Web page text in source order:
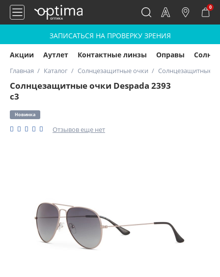
0
ЗАПИСАТЬСЯ НА ПРОВЕРКУ ЗРЕНИЯ
Акции Аутлет Контактные линзы Оправы
Главная Каталог Солнцезащитные очки Солнцезащитные
Солнцезащитные очки Despada 2393
с3
Новинка
Отзывов еще нет